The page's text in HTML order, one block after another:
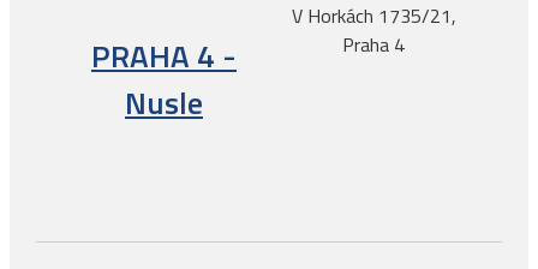
PRAHA 4 -
Nusle
V Horkách 1735/21,
Praha 4